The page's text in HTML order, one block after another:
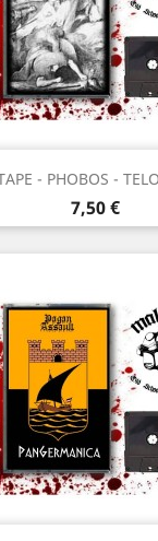
- PHOBOS -
Prix
7,50 €